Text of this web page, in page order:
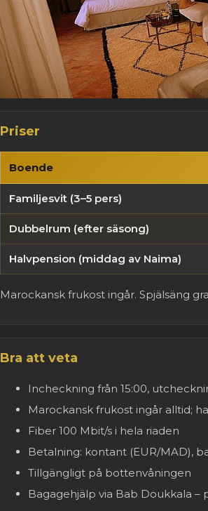
Priser
Boende
Familjesvit (3–5 pers)
Dubbelrum (efter säsong)
Halvpension (middag av Naima)
Marockansk frukost ingår. Spjälsäng
Bra att veta
Incheckning från 15:00,
Marockansk frukost ingår alltid;
Fiber 100 Mbit/s i hela riaden
Betalning: kontant (EUR/MAD),
Tillgängligt på bottenvåningen
Bagagehjälp via Bab Doukkala –